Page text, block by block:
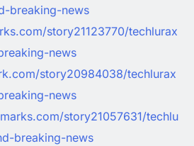
breaking-news
story21123770/techlurax
news
story20984038/techlurax
news
story21057631/techlu
breaking-news